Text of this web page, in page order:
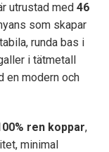
utrustad med 46
som skapar
runda bas i
i tätmetall
en modern och
ren koppar,
minimal